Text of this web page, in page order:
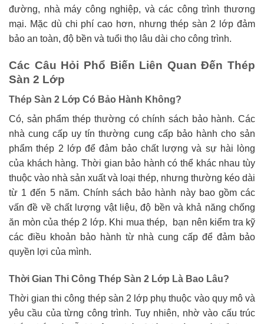
đường, nhà máy công nghiệp, và các công trình thương
mại. Mặc dù chi phí cao hơn, nhưng thép sàn 2 lớp đảm
bảo an toàn, độ bền và tuổi thọ lâu dài cho công trình.
Các Câu Hỏi Phổ Biến Liên Quan Đến Thép
Sàn 2 Lớp
Thép Sàn 2 Lớp Có Bảo Hành Không?
Có, sản phẩm thép thường có chính sách bảo hành. Các
nhà cung cấp uy tín thường cung cấp bảo hành cho sản
phẩm thép 2 lớp để đảm bảo chất lượng và sự hài lòng
của khách hàng. Thời gian bảo hành có thể khác nhau tùy
thuộc vào nhà sản xuất và loại thép, nhưng thường kéo dài
từ 1 đến 5 năm. Chính sách bảo hành này bao gồm các
vấn đề về chất lượng vật liệu, độ bền và khả năng chống
ăn mòn của thép 2 lớp. Khi mua thép, bạn nên kiểm tra kỹ
các điều khoản bảo hành từ nhà cung cấp để đảm bảo
quyền lợi của mình.
Thời Gian Thi Công Thép Sàn 2 Lớp Là Bao Lâu?
Thời gian thi công thép sàn 2 lớp phụ thuộc vào quy mô và
yêu cầu của từng công trình. Tuy nhiên, nhờ vào cấu trúc